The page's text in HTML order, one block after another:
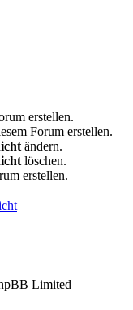
erstellen.
Forum erstellen.
ändern.
löschen.
erstellen.
Limited